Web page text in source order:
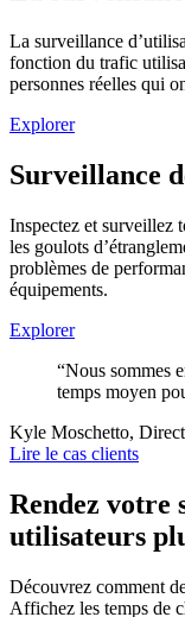
La surveillance
fonction du trafic
personnes réelles qui
Explorer
Surveillance
Inspectez et surveillez
les goulots
problèmes de
équipements.
Explorer
“Nous sommes
temps moyen
Kyle Moschetto,
Lire le cas clients
Rendez votre
utilisateurs
Découvrez comment
Affichez les temps de